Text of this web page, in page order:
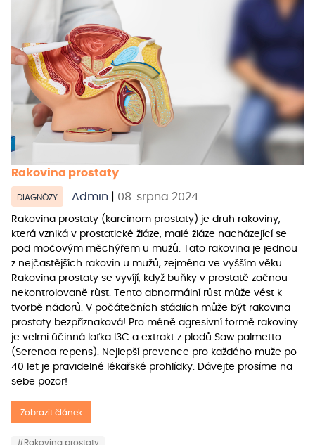
Rakovina prostaty
DIAGNÓZY Admin 08. srpna 2024
Rakovina prostaty (karcinom prostaty) je druh rakoviny,
která vzniká v prostatické žláze, malé žláze nacházející se
pod močovým měchýřem u mužů. Tato rakovina je jednou
z nejčastějších rakovin u mužů, zejména ve vyšším věku.
Rakovina prostaty se vyvíjí, když buňky v prostatě začnou
nekontrolovaně růst. Tento abnormální růst může vést k
tvorbě nádorů. V počátečních stádiích může být rakovina
prostaty bezpříznaková! Pro méně agresivní formě rakoviny
je velmi účinná laťka I3C a extrakt z plodů Saw palmetto
(Serenoa repens). Nejlepší prevence pro každého muže po
40 let je pravidelné lékařské prohlídky. Dávejte prosíme na
sebe pozor!
Zobrazit článek
#Rakovina prostaty